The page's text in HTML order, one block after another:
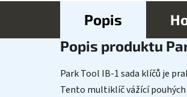
Popis
Popis produktu
Park Tool IB-1 sada klíčů je
Tento multiklíč vážící pouhých